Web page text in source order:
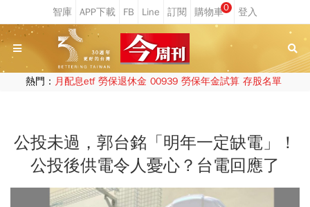
0
熱門： 月配息etf 勞保退休金 00939 勞保年金試算 存股名單
公投未過，郭台銘「明年一定缺電」！
公投後供電令人憂心？台電回應了